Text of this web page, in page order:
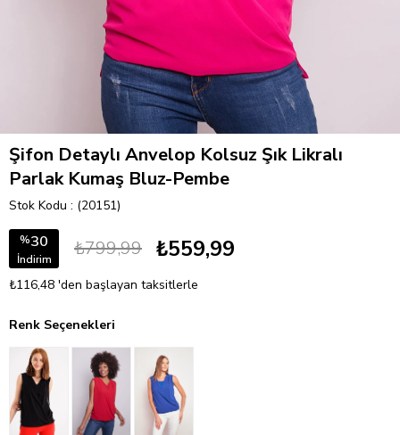
Şifon Detaylı Anvelop Kolsuz Şık Likralı
Parlak Kumaş Bluz-Pembe
Stok Kodu (20151)
%30
İndirim ₺799,99 ₺559,99
₺116,48 'den başlayan taksitlerle
Renk Seçenekleri